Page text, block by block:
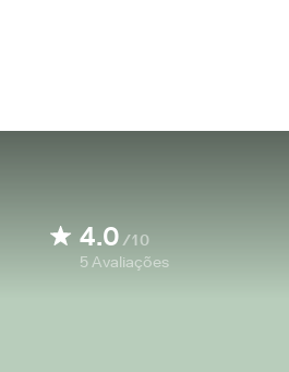
4.0/10
5Avaliações